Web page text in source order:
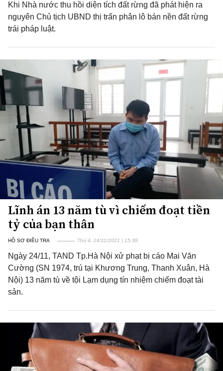
Khi Nhà nước thu hồi diện tích đất rừng đã phát hiện ra
nguyên Chủ tịch UBND thị trấn phân lô bán nền đất rừng
trái pháp luật.
Lĩnh án 13 năm tù vì chiếm đoạt tiền
tỷ của bạn thân
HỒ SƠ ĐIỀU TRA Thứ 4, 24/11/2021 | 15:38
Ngày 24/11, TAND Tp.Hà Nội xử phạt bị cáo Mai Văn
Cường (SN 1974, trú tại Khương Trung, Thanh Xuân, Hà
Nội) 13 năm tù về tội Lạm dụng tín nhiệm chiếm đoạt tài
sản.